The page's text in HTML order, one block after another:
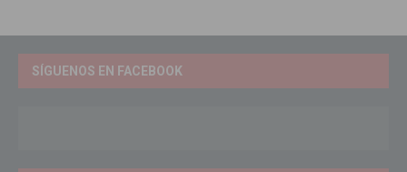
SÍGUENOS EN FACEBOOK